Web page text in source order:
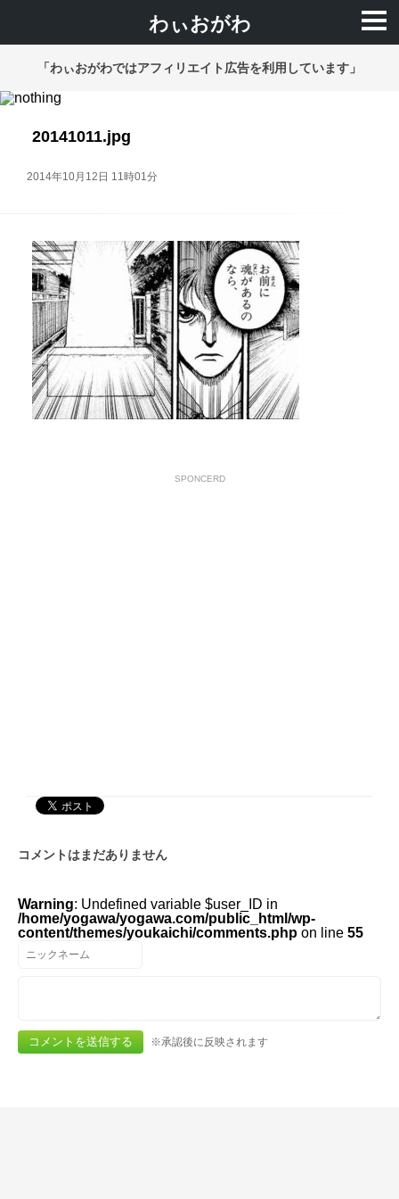
わぃおがわ
「わぃおがわではアフィリエイト広告を利用しています」
20141011.jpg
2014年10月12日 11時01分
SPONCERD
コメントはまだありません
Warning: Undefined variable $user_ID in
/home/yogawa/yogawa.com/public_html/wp-
content/themes/youkaichi/comments.php on line 55
※承認後に反映されます